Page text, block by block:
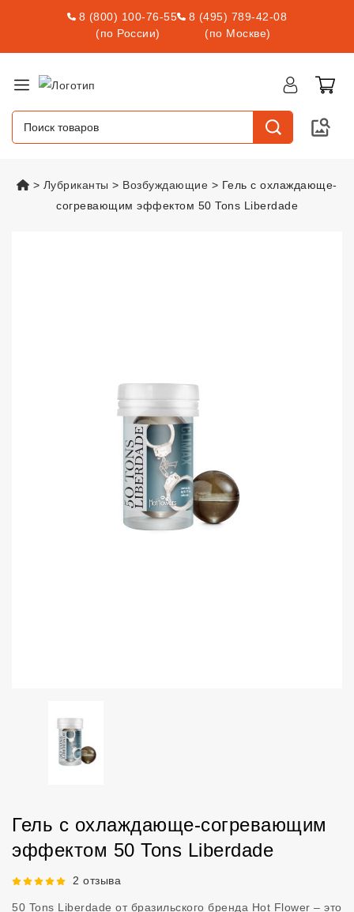
8 (800) 100-76-55
(по России)
8 (495) 789-42-08
(по Москве)
vsexshop.ru
Лубриканты Возбуждающие
Гель с охлаждающе-
согревающим эффектом 50 Tons Liberdade
Гель с охлаждающе-согревающим
эффектом 50 Tons Liberdade
Рейтинг 5 из 5.2 отзыва
50 Tons Liberdade от бразильского бренда Hot Flower – это